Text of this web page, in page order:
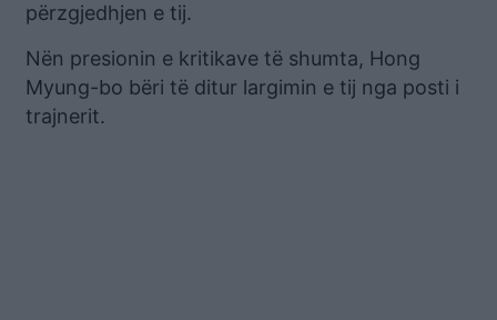
përzgjedhjen e tij.
Nën presionin e kritikave të shumta, Hong
Myung-bo bëri të ditur largimin e tij nga posti i
trajnerit.